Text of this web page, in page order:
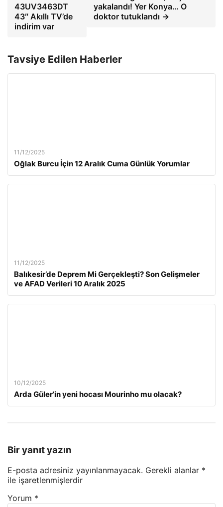
43UV3463DT
43″ Akıllı TV’de
indirim var
yakalandı! Yer Konya… O
doktor tutuklandı →
Tavsiye Edilen Haberler
11/12/2025
Oğlak Burcu İçin 12 Aralık Cuma Günlük Yorumlar
11/12/2025
Balıkesir’de Deprem Mi Gerçekleşti? Son Gelişmeler
ve AFAD Verileri 10 Aralık 2025
10/12/2025
Arda Güler’in yeni hocası Mourinho mu olacak?
Bir yanıt yazın
E-posta adresiniz yayınlanmayacak. Gerekli alanlar *
ile işaretlenmişlerdir
Yorum *